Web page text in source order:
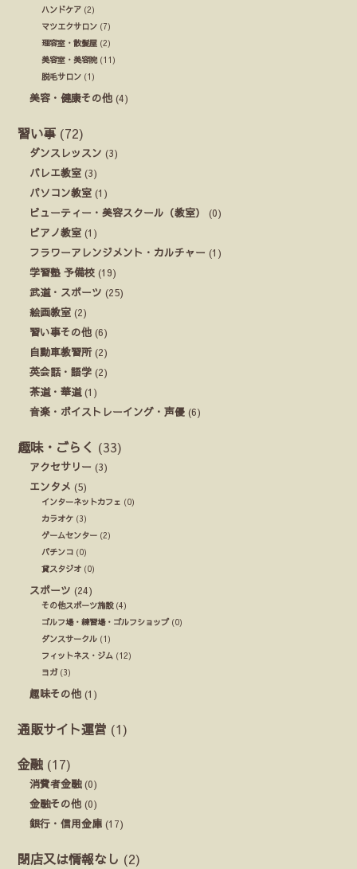
ハンドケア (2)
マツエクサロン (7)
理容室・散髪屋 (2)
美容室・美容院(11)
脱毛サロン (1)
美容・健康その他 (4)
習い事 (72)
ダンスレッスン (3)
バレエ教室 (3)
パソコン教室 (1)
ビューティー・美容スクール（教室）
(0)
ピアノ教室 (1)
フラワーアレンジメント・カルチャー (1)
学習塾 予備校 (19)
武道・スポーツ (25)
絵画教室 (2)
習い事その他 (6)
自動車教習所(2)
英会話・語学 (2)
茶道・華道(1)
音楽・ボイストレーイング・声優 (6)
趣味・ごらく (33)
アクセサリー (3)
エンタメ (5)
インターネットカフェ (0)
カラオケ (3)
ゲームセンター (2)
パチンコ (0)
貸スタジオ (0)
スポーツ (24)
その他スポーツ施設(4)
ゴルフ場・練習場・ゴルフショップ(0)
ダンスサークル (1)
フィットネス・ジム (12)
ヨガ (3)
趣味その他 (1)
通販サイト運営 (1)
金融 (17)
消費者金融(0)
金融その他 (0)
銀行・信用金庫 (17)
閉店又は情報なし (2)